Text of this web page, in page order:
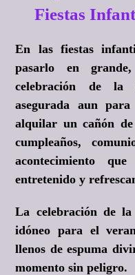
Fiestas
En las fiestas
pasarlo en
celebración de la
asegurada aun
alquilar un cañón de
cumpleaños,
acontecimiento
entretenido y
La celebración de la
idóneo para el
llenos de espuma
momento sin peligro.